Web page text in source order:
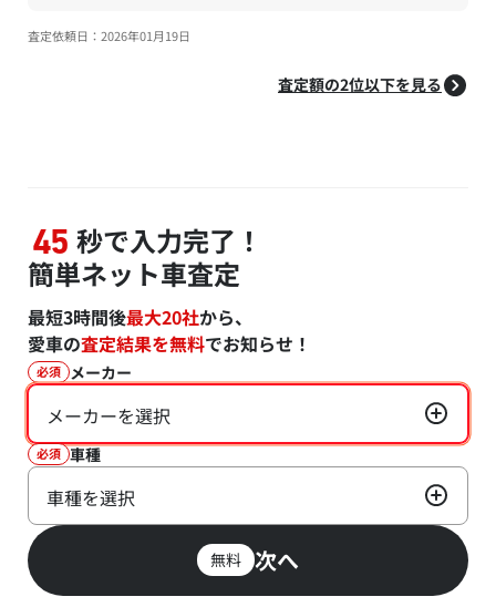
査定依頼日：2026年01月19日
査定額の2位以下を見る
45 秒で入力完了！
簡単ネット車査定
最短3時間後最大20社から、
愛車の査定結果を無料でお知らせ！
必須 メーカー
メーカーを選択
必須 車種
車種を選択
無料 次へ